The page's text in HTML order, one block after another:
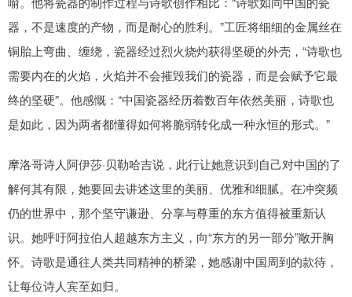
器，不是速度的产物，而是耐心的胜利。”工匠将细细的金属丝在
铜胎上弯曲、缠绕，瓷器经过烈火烧灼获得坚硬的外壳，“诗歌也
需要内在的火焰，火焰并不会摧毁我们的瓷器，而是会赋予它最
终的坚硬”。他感慨：“中国瓷器经历着数百年依然美丽，诗歌也
是如此，因为两者都懂得如何将脆弱转化成一种永恒的形式。”
摩洛哥诗人阿伊莎·贝勒哈吉说，此行让她意识到自己对中国的了
解何其有限，她要回去讲述这里的美丽、优雅和细腻。在冲突频
仍的世界中，那个坚守谦逊、分享与尊重的东方值得被重新认
识。她呼吁阿拉伯人超越东方主义，向“东方的另一部分”敞开胸
怀。诗歌是通往人类共同精神的桥梁，她感谢中国周到的款待，
让每位诗人宾至如归。